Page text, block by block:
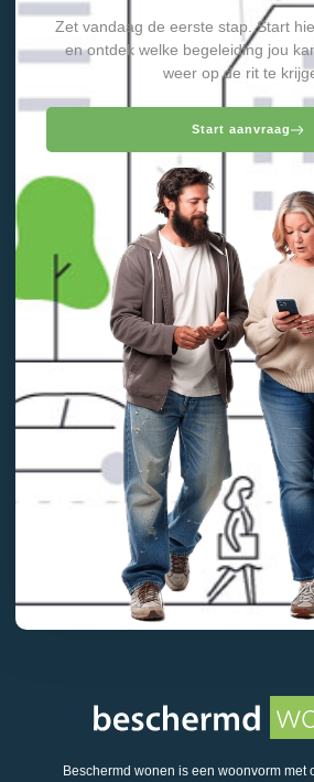
Zet vandaag de eerste stap. Start
en ontdek welke begeleiding jou
weer op de rit te
Start aanvraag
Beschermd wonen is een woonvorm met